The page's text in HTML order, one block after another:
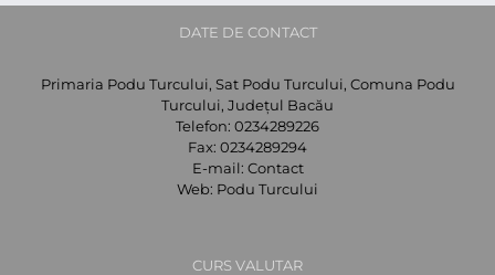
DATE DE CONTACT
Primaria Podu Turcului, Sat Podu Turcului, Comuna Podu
Turcului, Județul Bacău
Telefon: 0234289226
Fax: 0234289294
E-mail: Contact
Web: Podu Turcului
CURS VALUTAR